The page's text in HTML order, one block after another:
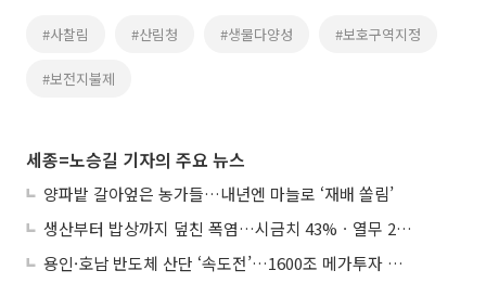
#사찰림 #산림청 #생물다양성 #보호구역지정
#보전지불제
세종=노승길 기자의 주요 뉴스
양파밭 갈아엎은 농가들…내년엔 마늘로 ‘재배 쏠림’
생산부터 밥상까지 덮친 폭염…시금치 43%ㆍ열무 28% 급등
용인·호남 반도체 산단 ‘속도전’…1600조 메가투자 이행 총력